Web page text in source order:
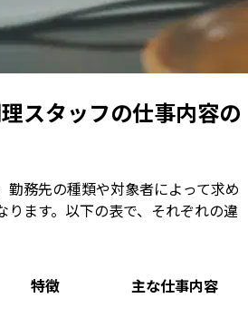
理スタッフの仕事内容の
勤務先の種類や対象者によって求め
ります。以下の表で、それぞれの違
特徴 主な仕事内容